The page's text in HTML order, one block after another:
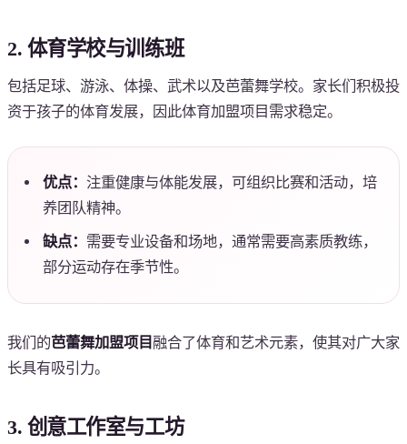
2. 体育学校与训练班
包括足球、游泳、体操、武术以及芭蕾舞学校。家长们积极投
资于孩子的体育发展，因此体育加盟项目需求稳定。
优点： 注重健康与体能发展，可组织比赛和活动，培
养团队精神。
缺点： 需要专业设备和场地，通常需要高素质教练，
部分运动存在季节性。
我们的芭蕾舞加盟项目融合了体育和艺术元素，使其对广大家
长具有吸引力。
3. 创意工作室与工坊